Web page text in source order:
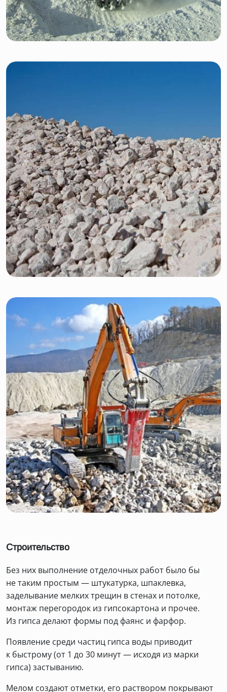
Строительство
Без них выполнение отделочных работ было бы
не таким простым — штукатурка, шпаклевка,
заделывание мелких трещин в стенах и потолке,
монтаж перегородок из гипсокартона и прочее.
Из гипса делают формы под фаянс и фарфор.
Появление среди частиц гипса воды приводит
к быстрому (от 1 до 30 минут — исходя из марки
гипса) застыванию.
Мелом создают отметки, его раствором покрывают